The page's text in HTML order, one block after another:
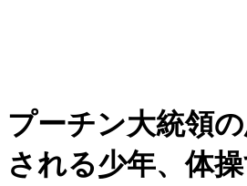
プーチン大統領
される少年、体